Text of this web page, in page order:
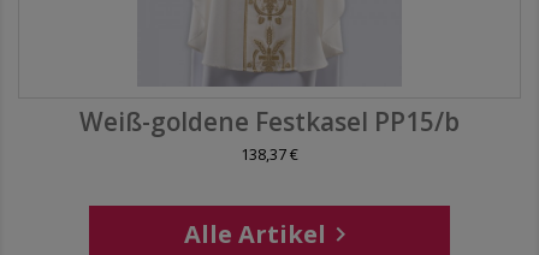
Weiß-goldene Festkasel PP15/b
138,37 €
Alle Artikel 